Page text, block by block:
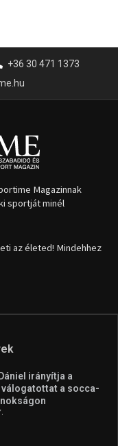
+36 30 471 1373
Magazinnak
sportját minél
az életed! Mindehhez
irányítja a
válogatottat a socca-